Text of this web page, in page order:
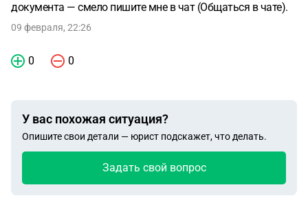
документа — смело пишите мне в чат (Общаться в чате).
09 февраля, 22:26
0 0
У вас похожая ситуация?
Опишите свои детали — юрист подскажет, что делать.
Задать свой вопрос